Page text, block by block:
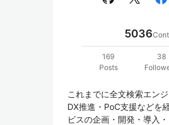
5036
169
Posts
38
これまでに全文検索エン
DX推進・PoC支援などを
ビスの企画・開発・導入